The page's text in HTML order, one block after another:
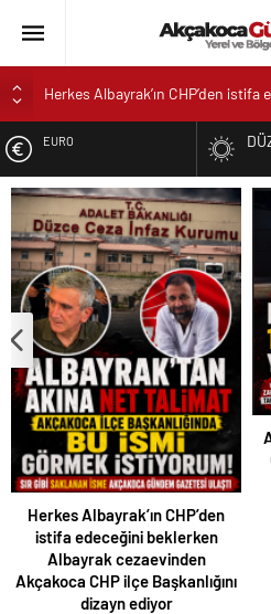
Herkes Albayrak’ın CHP’den
cezaevinden Akçakoca CHP ilçe
Akçakoca’da Dev Uyuşturucu
AKÇAKOCA’DA İŞ DÜNYASININ
LANSMANINDA ATTI
Saklı Koy Otel’de Yoğunluk:
SAHİLLERDE TEMİZLİK ALARMI!
EURO
ALTIN
DOLAR
Herkes Albayrak’ın CHP’den
istifa edeceğini beklerken
Albayrak cezaevinden
Akçakoca CHP ilçe Başkanlığını
dizayn ediyor